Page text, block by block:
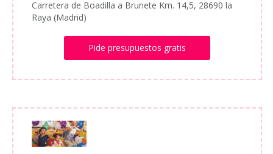
Carretera de Boadilla a Brunete Km. 14,5, 28690 la
Raya (Madrid)
Pide presupuestos gratis